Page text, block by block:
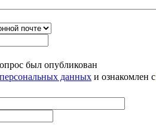
был опубликован
данных и ознакомлен с